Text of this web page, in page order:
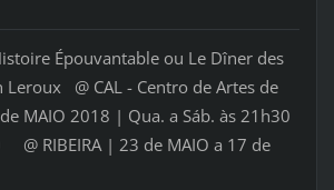
Épouvantable ou Le Dîner des
Leroux @ CAL - Centro de Artes de
MAIO 2018 | Qua. a Sáb. às 21h30
RIBEIRA | 23 de MAIO a 17 de